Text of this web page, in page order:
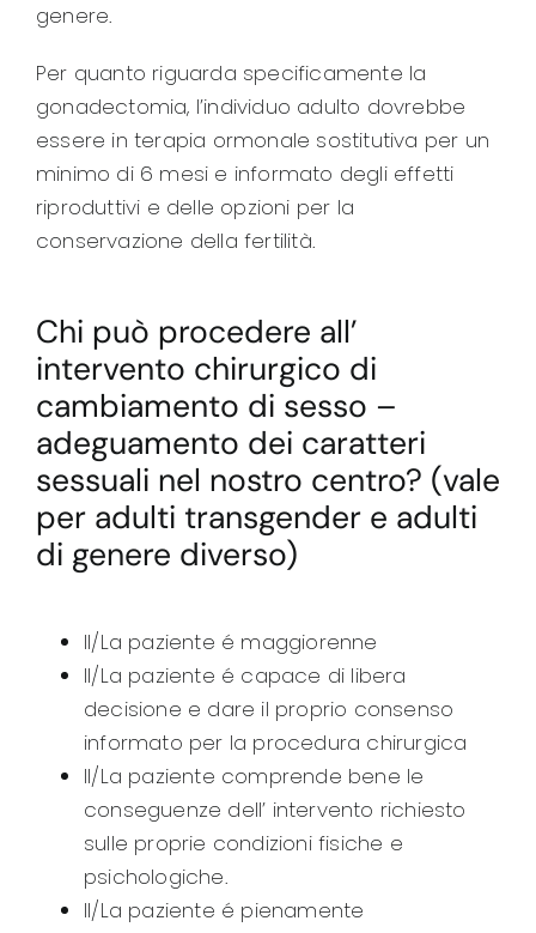
genere.
Per quanto riguarda specificamente la
gonadectomia, l’individuo adulto dovrebbe
essere in terapia ormonale sostitutiva per un
minimo di 6 mesi e informato degli effetti
riproduttivi e delle opzioni per la
conservazione della fertilità.
Chi può procedere all’
intervento chirurgico di
cambiamento di sesso –
adeguamento dei caratteri
sessuali nel nostro centro? (vale
per adulti transgender e adulti
di genere diverso)
Il/La paziente é maggiorenne
Il/La paziente é capace di libera
decisione e dare il proprio consenso
informato per la procedura chirurgica
Il/La paziente comprende bene le
conseguenze dell’ intervento richiesto
sulle proprie condizioni fisiche e
psichologiche.
Il/La paziente é pienamente